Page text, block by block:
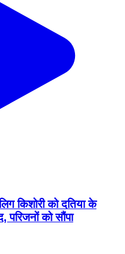
किशोरी को दतिया के
परिजनों को सौंपा